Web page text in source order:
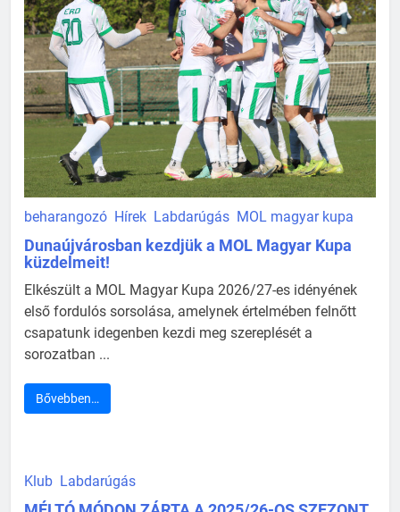
beharangozó Hírek Labdarúgás MOL magyar kupa
Dunaújvárosban kezdjük a MOL Magyar Kupa
küzdelmeit!
Elkészült a MOL Magyar Kupa 2026/27-es idényének
első fordulós sorsolása, amelynek értelmében felnőtt
csapatunk idegenben kezdi meg szereplését a
sorozatban ...
Bővebben…
Klub Labdarúgás